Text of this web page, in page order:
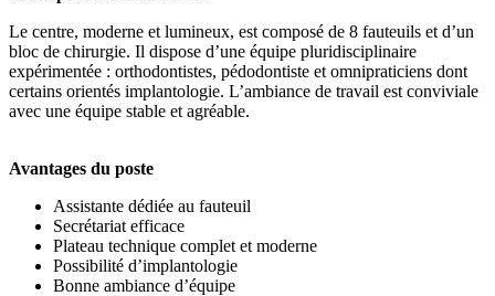
Le centre, moderne et lumineux, est composé de 8 fauteuils et d’un
bloc de chirurgie. Il dispose d’une équipe pluridisciplinaire
expérimentée : orthodontistes, pédodontiste et omnipraticiens dont
certains orientés implantologie. L’ambiance de travail est conviviale
avec une équipe stable et agréable.
Avantages du poste
Assistante dédiée au fauteuil
Secrétariat efficace
Plateau technique complet et moderne
Possibilité d’implantologie
Bonne ambiance d’équipe